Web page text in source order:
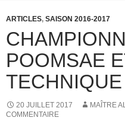
o
k
n
ARTICLES, SAISON 2016-2017
POOMSAE
TECHNIQUE
20 JUILLET 2017 MAÎTRE
COMMENTAIRE